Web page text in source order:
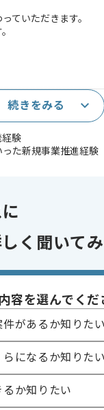
ていただきます。
マネジメント経験(1
経験
った新規事業推進経験
し込み可能なケースもご
ール
活躍中 , 長期プロジ
事業
続きをみる
く聞いて
容を選んでくだ
があるか知りたい
になるか知りたい
か知りたい